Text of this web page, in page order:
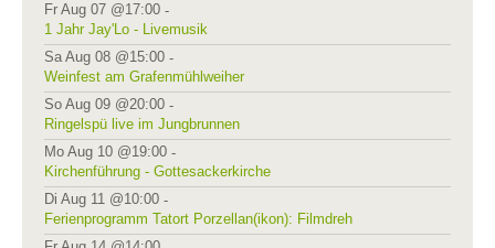
Fr Aug 07 @17:00 -
1 Jahr Jay'Lo - Livemusik
Sa Aug 08 @15:00 -
Weinfest am Grafenmühlweiher
So Aug 09 @20:00 -
Ringelspü live im Jungbrunnen
Mo Aug 10 @19:00 -
Kirchenführung - Gottesackerkirche
Di Aug 11 @10:00 -
Ferienprogramm Tatort Porzellan(ikon): Filmdreh